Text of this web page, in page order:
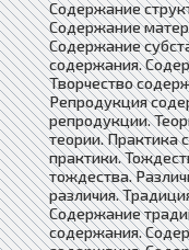
Содержание
Содержание
Содержание
содержания.
Творчество
Репродукция
репродукции.
теории. Практика
практики.
тождества.
различия.
Содержание
содержания.